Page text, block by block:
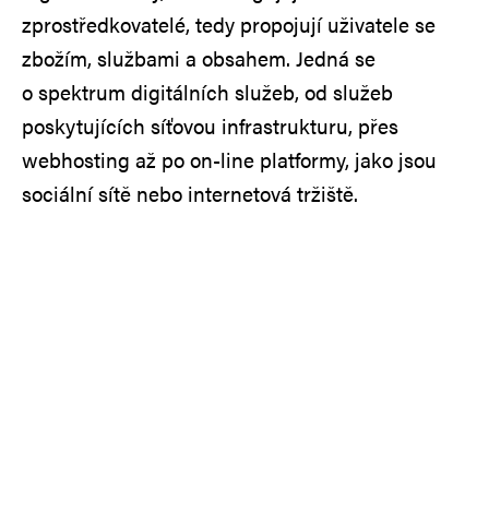
zprostředkovatelé, tedy propojují uživatele se
zbožím, službami a obsahem. Jedná se
o spektrum digitálních služeb, od služeb
poskytujících síťovou infrastrukturu, přes
webhosting až po on-line platformy, jako jsou
sociální sítě nebo internetová tržiště.